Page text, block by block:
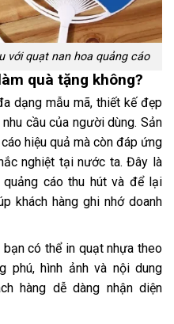
với quạt nan hoa quảng cáo
quà tặng không?
dạng mẫu mã, thiết kế đẹp
cầu của người dùng. Sản
hiệu quả mà còn đáp ứng
nghiệt tại nước ta. Đây là
cáo thu hút và để lại
khách hàng ghi nhớ doanh
bạn có thể in quạt nhựa theo
phú, hình ảnh và nội dung
hàng dễ dàng nhận diện